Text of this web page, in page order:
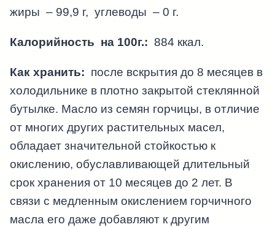
жиры – 99,9 г, углеводы – 0 г.
Калорийность на 100г.: 884 ккал.
Как хранить: после вскрытия до 8 месяцев в
холодильнике в плотно закрытой стеклянной
бутылке. Масло из семян горчицы, в отличие
от многих других растительных масел,
обладает значительной стойкостью к
окислению, обуславливающей длительный
срок хранения от 10 месяцев до 2 лет. В
связи с медленным окислением горчичного
масла его даже добавляют к другим